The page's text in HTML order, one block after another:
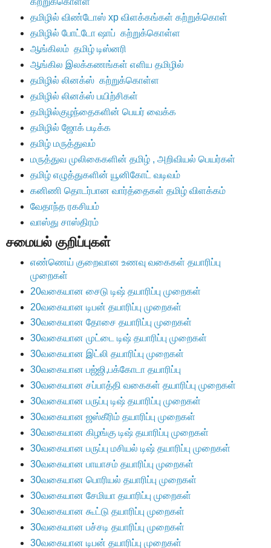
தமிழில் விண்டோஸ் xp விளக்கங்கள் கற்றுக்கொள்
தமிழில் போட்டோ ஷாப் கற்றுக்கொள்ள
ஆங்கிலம் தமிழ் டிஸ்னரி
ஆங்கில இலக்கணங்கள் எளிய தமிழில்
தமிழில் லினக்ஸ் கற்றுக்கொள்ள
தமிழில் லினக்ஸ் பயிற்சிகள்
தமிழில்குழந்தைகளின் பெயர் வைக்க
தமிழில் ஜோக் படிக்க
தமிழ் மருத்துவம்
மருத்துவ முலிகைகளின் தமிழ் , அறிவியல் பெயர்கள்
தமிழ் எழுத்துகளின் யூனிகோட் வடிவம்
கனிணி தொடர்பான வார்த்தைகள் தமிழ் விளக்கம்
வேதாந்த ரகசியம்
வாஸ்து சாஸ்திரம்
சமையல் குறிப்புகள்
எண்ணெய் குறைவான உணவு வகைகள் தயாரிப்பு
முறைகள்
20வகையான சைடு டிஷ் தயாரிப்பு முறைகள்
20வகையான டிபன் தயாரிப்பு முறைகள்
30வகையான தோசை தயாரிப்பு முறைகள்
30வகையான முட்டை டிஷ் தயாரிப்பு முறைகள்
30வகையான இட்லி தயாரிப்பு முறைகள்
30வகையான பஜ்ஜி,பக்கோடா தயாரிப்பு
30வகையான சப்பாத்தி வகைகள் தயாரிப்பு முறைகள்
30வகையான பருப்பு டிஷ் தயாரிப்பு முறைகள்
30வகையான ஜஸ்கீரிம் தயாரிப்பு முறைகள்
30வகையான கிழங்கு டிஷ் தயாரிப்பு முறைகள்
30வகையான பருப்பு மசியல் டிஷ் தயாரிப்பு முறைகள்
30வகையான பாயாசம் தயாரிப்பு முறைகள்
30வகையான பொரியல் தயாரிப்பு முறைகள்
30வகையான சேமியா தயாரிப்பு முறைகள்
30வகையான கூட்டு தயாரிப்பு முறைகள்
30வகையான பச்சடி தயாரிப்பு முறைகள்
30வகையான டிபன் தயாரிப்பு முறைகள்